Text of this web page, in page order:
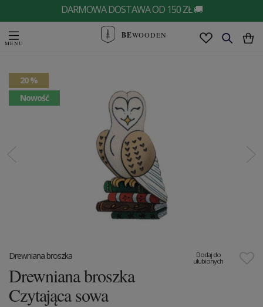
DARMOWA DOSTAWA OD 150 ZŁ 🚚
BEWOODEN
20 %
Nowość
Dodaj do
ulubionych
Drewniana broszka
Drewniana broszka
Czytająca sowa